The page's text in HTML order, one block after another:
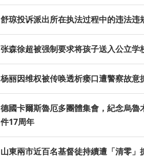
舒琼投诉派出所在执法过程中的违法违
张森徐超被强制要求将孩子送入公立学
杨丽因维权被传唤透析瘘口遭警察故意
德國卡爾斯魯厄多團體集會，紀念烏魯
件17周年
山東兩市近百名基督徒持續遭「清零」